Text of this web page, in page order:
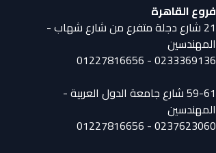
فروع القاهرة
21 شارع دجلة متفرع من شارع شهاب -
المهندسين
0233369136 - 01227816656
59-61 شارع جامعة الدول العربية -
المهندسين
0237623060 - 01227816656